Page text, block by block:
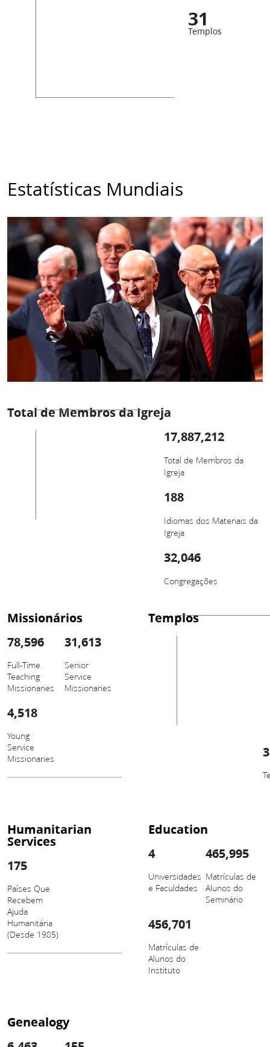
31
Templos
Estatísticas Mundiais
Total de Membros da Igreja
17,887,212
Total de Membros da
Igreja
188
Idiomas dos Materiais da
Igreja
32,046
Congregações
Missionários
78,596
Full-Time
Teaching
Missionaries
31,613
Senior
Service
Missionaries
4,518
Young
Service
Missionaries
Templos
Humanitarian
Services
175
Países Que
Recebem
Ajuda
Humanitária
(Desde 1985)
Education
4
Universidades
e Faculdades
465,995
Matrículas de
Alunos do
Seminário
456,701
Matrículas de
Alunos do
Instituto
Genealogy